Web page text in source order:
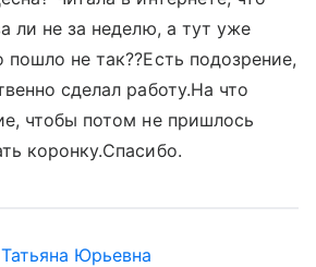
ли не за неделю, а тут уже
не так??Есть подозрение,
сделал работу.На что
чтобы потом не пришлось
коронку.Спасибо.
Юрьевна